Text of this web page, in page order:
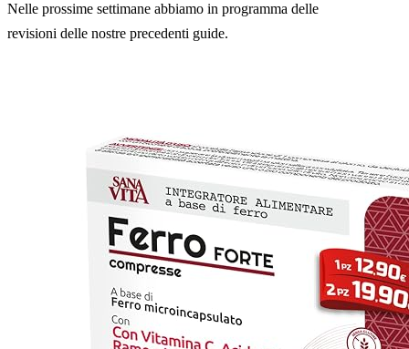
Nelle prossime settimane abbiamo in programma delle
revisioni delle nostre precedenti guide.